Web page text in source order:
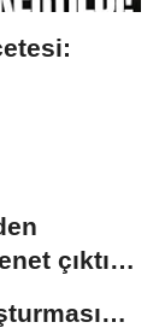
çıktı: